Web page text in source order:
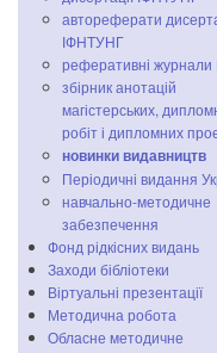
автореферати
ІФНТУНГ
реферативні журнали
збірник анотацій
магістерських,
робіт і дипломних
новинки видавництв
Періодичні видання
навчально-методичне
забезпечення
Фонд рідкісних видань
Заходи бібліотеки
Віртуальні презентації
Методична робота
Обласне методичне